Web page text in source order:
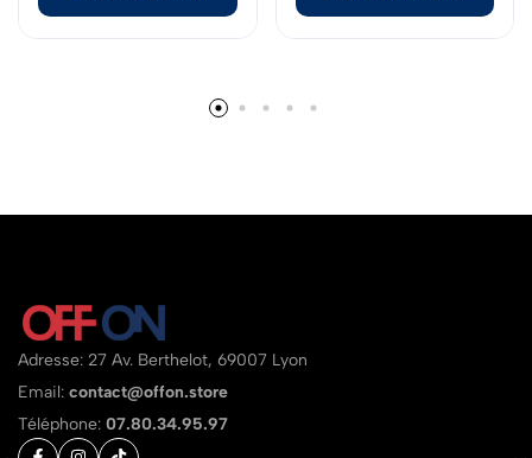
Adresse: 27 Av. Berthelot, 69007 Lyon
Email: contact@offon.store
Téléphone: 07.80.34.95.97